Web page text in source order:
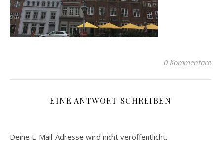
0 Kommentare
EINE ANTWORT SCHREIBEN
Deine E-Mail-Adresse wird nicht veröffentlicht.